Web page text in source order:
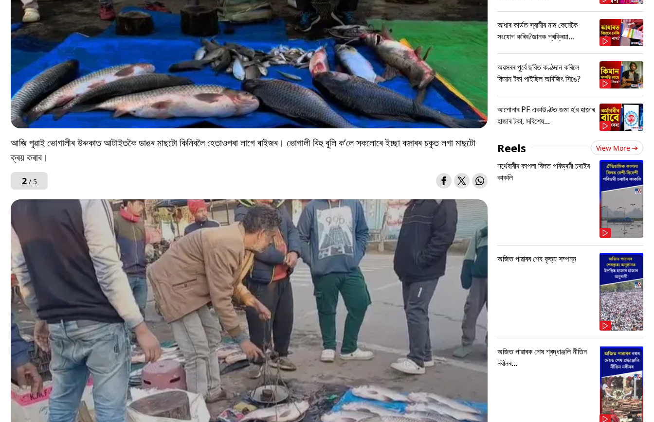
আজি পুৱাই ভোগালীৰ উৰুকাত আটাইতকৈ ডাঙৰ মাছটো কিনিবলৈ হেতাওপৰা লাগে ৰাইজৰ। ভোগালী বিহু বুলি ক’লে সকলোৰে ইচ্ছা বজাৰৰ চকুত লগা মাছটো
ক্ৰয় কৰাৰ।
2/ 5
আধাৰ কাৰ্ডত স্বামীৰ নাম কেনেকৈ
সংযোগ কৰিব?জানক প্ৰক্ৰিয়া...
অৱসৰৰ পূৰ্বে ছবিত কণ্ঠদান কৰিলে
কিমান টকা পাইছিল অৰিজিৎ সিঙে?
আপোনাৰ PF একাউণ্টত জমা হ’ব হাজাৰ
হাজাৰ টকা, সবিশেষ...
Reels View More
সৰ্থেবাৰীৰ কাপলা বিলত পৰিভ্ৰমী চৰাইৰ
কাকলি
অজিত পাৱাৰৰ শেষ কৃত্য সম্পন্ন
অজিত পাৱাৰক শেষ শ্ৰদ্ধাঞ্জলি নীতিন
নবীনৰ...